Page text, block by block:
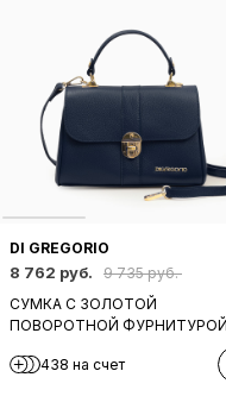
DI GREGORIO
8 762 руб.
9 735 руб.
СУМКА С ЗОЛОТОЙ
ПОВОРОТНОЙ
МЕТАЛЛИЧЕСКИМИ
GREGORIO В ТЕМНО-СИНЕМ
438 на счет